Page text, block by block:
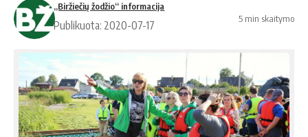
„Biržiečių žodžio“ informacija
Publikuota: 2020-07-17
5 min skaitymo